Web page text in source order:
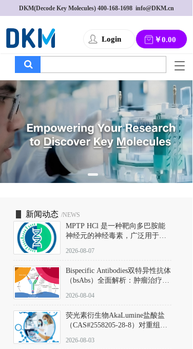
DKM(Decode Key Molecules) 400-168-1698
  info@DKM.cn
Login ￥0.00
T
g
l
e
n
a
v
i
g
a
新闻动态 /NEWS
MPTP HCl 是一种靶向多巴胺能
神经元的神经毒素，广泛用于构
以盐酸盐形式存在，可触发线粒
体介导的神经元凋亡。其经典应
用即为选择性损毁中脑黑质致密
部多巴胺能神经元，从而可靠模
拟帕金森病的核心病理与行为表
2026-08-07
Bispecific Antibodies双特异性抗体
（bsAbs）全面解析：肿瘤治疗的
2026-08-04
荧光素衍生物AkaLumine盐酸盐
（CAS#2558205-28-8）对重组萤
数（Km）为2.06 μM；其近红外
2026-08-03